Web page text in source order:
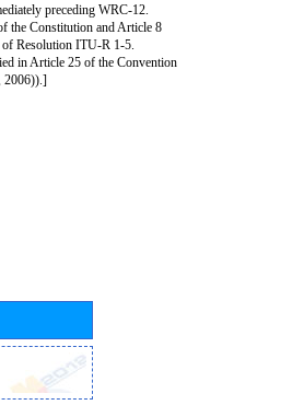
preceding WRC-12.
the Constitution and Article 8
Resolution ITU-R 1-5.
in Article 25 of the Convention
2006)).]